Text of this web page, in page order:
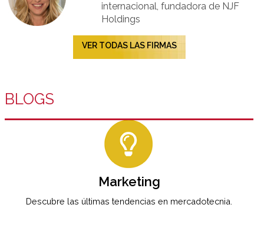
internacional, fundadora de NJF
Holdings
VER TODAS LAS FIRMAS
BLOGS
Marketing
Descubre las últimas tendencias en mercadotecnia.